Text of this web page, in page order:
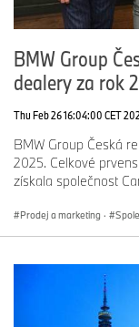
BMW Group
dealery za rok
Thu Feb 26 16:04:00 CET
BMW Group Česká
2025. Celkové
získala společnost
Prodej a marketing ·